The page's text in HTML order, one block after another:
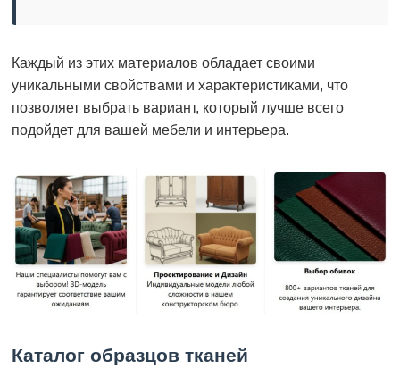
Каждый из этих материалов обладает своими
уникальными свойствами и характеристиками, что
позволяет выбрать вариант, который лучше всего
подойдет для вашей мебели и интерьера.
Каталог образцов тканей